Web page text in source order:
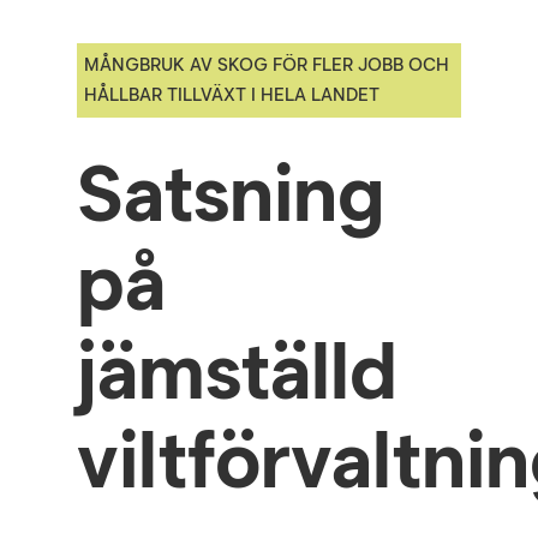
MÅNGBRUK AV SKOG FÖR FLER JOBB OCH
HÅLLBAR TILLVÄXT I HELA LANDET
Satsning
på
jämställd